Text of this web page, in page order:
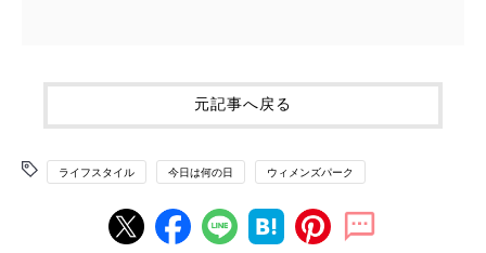
元記事へ戻る
ライフスタイル 今日は何の日 ウィメンズパーク